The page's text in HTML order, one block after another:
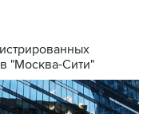
"Москва-Сити"